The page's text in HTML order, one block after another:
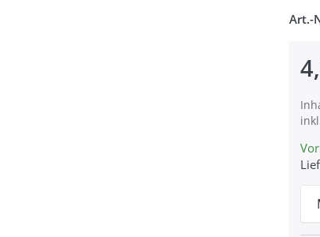
Art.-